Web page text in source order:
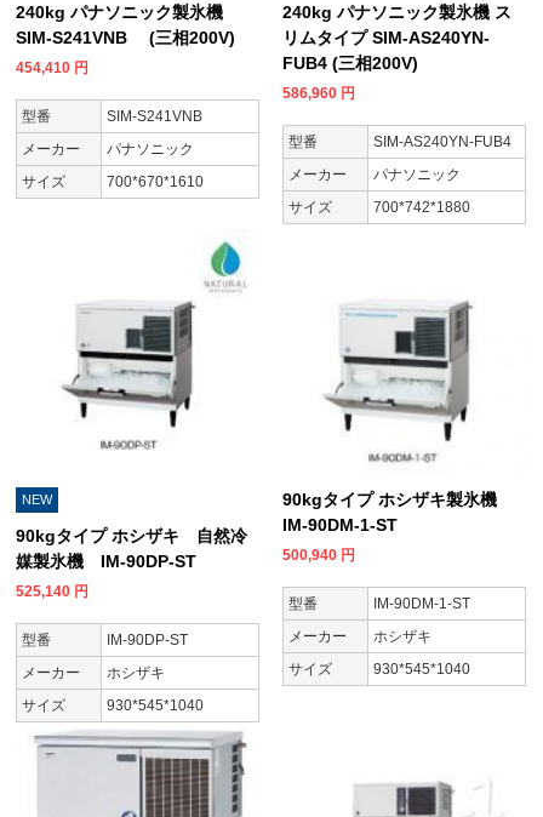
240kg パナソニック製氷機
SIM-S241VNB (三相200V)
454,410 円
型番
SIM-S241VNB
メーカー
パナソニック
サイズ
700*670*1610
240kg パナソニック製氷機 ス
リムタイプ SIM-AS240YN-
FUB4 (三相200V)
586,960 円
型番
SIM-AS240YN-FUB4
メーカー
パナソニック
サイズ
700*742*1880
NEW
90kgタイプ ホシザキ 自然冷
媒製氷機 IM-90DP-ST
525,140 円
型番
IM-90DP-ST
メーカー
ホシザキ
サイズ
930*545*1040
90kgタイプ ホシザキ製氷機
IM-90DM-1-ST
500,940 円
型番
IM-90DM-1-ST
メーカー
ホシザキ
サイズ
930*545*1040